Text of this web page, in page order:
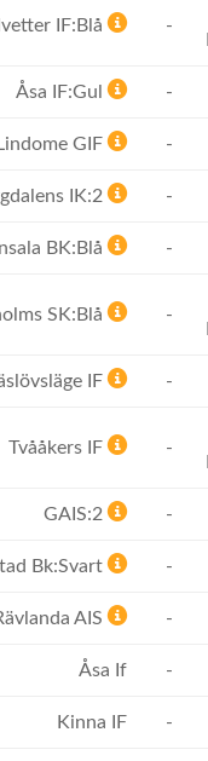
IF:Blå -
Åsa IF:Gul -
Lindome GIF -
IK:2 -
BK:Blå -
SK:Blå -
IF -
Tvååkers IF -
GAIS:2 -
Bk:Svart -
AIS -
Åsa If -
Kinna IF -